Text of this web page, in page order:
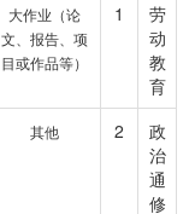
大作业（论
文、报告、项
目或作品等）
1
劳
动
教
育
其他 2
政
治
通
修